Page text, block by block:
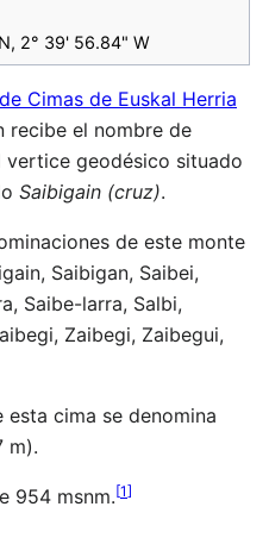
2° 39' 56.84" W
Cimas de Euskal Herria
recibe el nombre de
vertice geodésico situado
Saibigain (cruz).
de este monte
Saibigan, Saibei,
Saibe-larra, Salbi,
Zaibegi, Zaibegui,
esta cima se denomina
m).
954 msnm.[1]